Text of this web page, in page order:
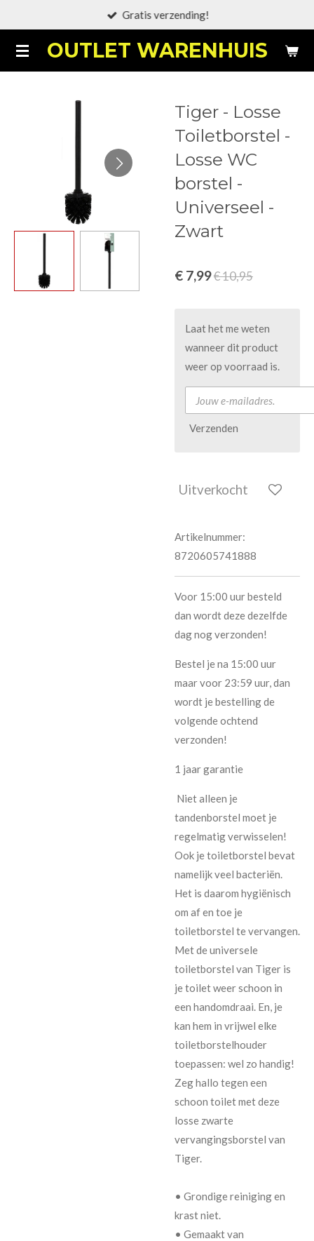
naar
de
OUTLET WARENHUIS
Gratis verzending!
Tiger - Losse
Toiletborstel -
Losse WC
borstel -
Universeel -
Zwart
€ 7,99€ 10,95
Laat het me weten
wanneer dit product
weer op voorraad is.
Verzenden
Uitverkocht
Artikelnummer:
8720605741888
Voor 15:00 uur besteld
dan wordt deze dezelfde
dag nog verzonden!
Bestel je na 15:00 uur
maar voor 23:59 uur, dan
wordt je bestelling de
volgende ochtend
verzonden!
1 jaar garantie
Niet alleen je
tandenborstel moet je
regelmatig verwisselen!
Ook je toiletborstel bevat
namelijk veel bacteriën.
Het is daarom hygiënisch
om af en toe je
toiletborstel te vervangen.
Met de universele
toiletborstel van Tiger is
je toilet weer schoon in
een handomdraai. En, je
kan hem in vrijwel elke
toiletborstelhouder
toepassen: wel zo handig!
Zeg hallo tegen een
schoon toilet met deze
losse zwarte
vervangingsborstel van
Tiger.
• Grondige reiniging en
krast niet.
• Gemaakt van